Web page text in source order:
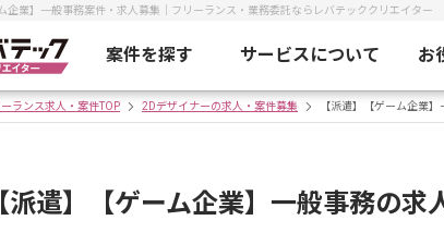
企業】一般事務案件・求人募集｜フリーランス・業務委託ならレバテッククリエイター
案件を探す サービスについて お
ランス求人・案件TOP 2Dデザイナーの求人・案件募集 【派遣】【ゲーム企業
【派遣】【ゲーム企業】一般事務の求